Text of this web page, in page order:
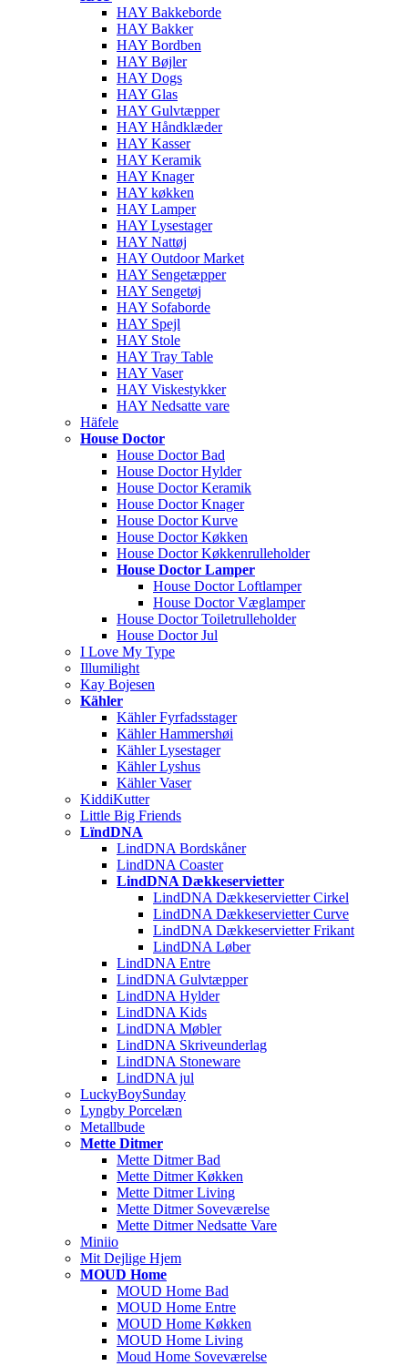
HAY Bakkeborde
HAY Bakker
HAY Bordben
HAY Bøjler
HAY Dogs
HAY Glas
HAY Gulvtæpper
HAY Håndklæder
HAY Kasser
HAY Keramik
HAY Knager
HAY køkken
HAY Lamper
HAY Lysestager
HAY Nattøj
HAY Outdoor Market
HAY Sengetæpper
HAY Sengetøj
HAY Sofaborde
HAY Spejl
HAY Stole
HAY Tray Table
HAY Vaser
HAY Viskestykker
HAY Nedsatte vare
Häfele
House Doctor
House Doctor Bad
House Doctor Hylder
House Doctor Keramik
House Doctor Knager
House Doctor Kurve
House Doctor Køkken
House Doctor Køkkenrulleholder
House Doctor Lamper
House Doctor Loftlamper
House Doctor Væglamper
House Doctor Toiletrulleholder
House Doctor Jul
I Love My Type
Illumilight
Kay Bojesen
Kähler
Kähler Fyrfadsstager
Kähler Hammershøi
Kähler Lysestager
Kähler Lyshus
Kähler Vaser
KiddiKutter
Little Big Friends
LïndDNA
LindDNA Bordskåner
LindDNA Coaster
LindDNA Dækkeservietter
LindDNA Dækkeservietter Cirkel
LindDNA Dækkeservietter Curve
LindDNA Dækkeservietter Frikant
LindDNA Løber
LindDNA Entre
LindDNA Gulvtæpper
LindDNA Hylder
LindDNA Kids
LindDNA Møbler
LindDNA Skriveunderlag
LindDNA Stoneware
LindDNA jul
LuckyBoySunday
Lyngby Porcelæn
Metallbude
Mette Ditmer
Mette Ditmer Bad
Mette Ditmer Køkken
Mette Ditmer Living
Mette Ditmer Soveværelse
Mette Ditmer Nedsatte Vare
Miniio
Mit Dejlige Hjem
MOUD Home
MOUD Home Bad
MOUD Home Entre
MOUD Home Køkken
MOUD Home Living
Moud Home Soveværelse